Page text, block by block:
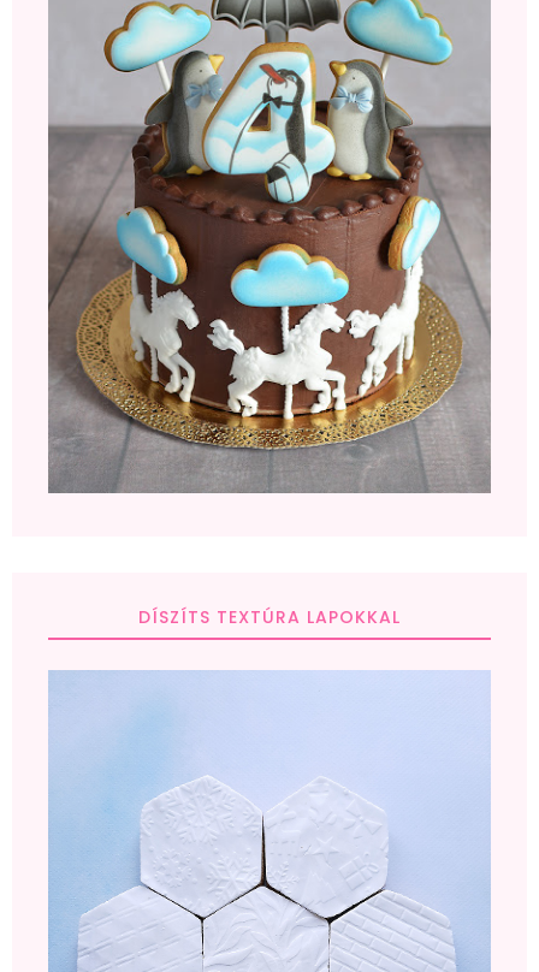
DÍSZÍTS TEXTÚRA LAPOKKAL